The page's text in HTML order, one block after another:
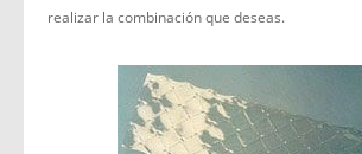
realizar la combinación que deseas.